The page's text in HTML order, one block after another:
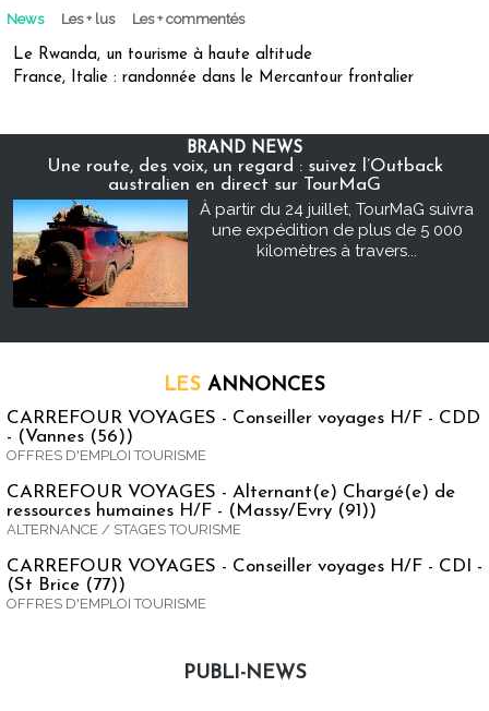
News Les + lus Les + commentés
Le Rwanda, un tourisme à haute altitude
France, Italie : randonnée dans le Mercantour frontalier
BRAND NEWS
Une route, des voix, un regard : suivez l’Outback
australien en direct sur TourMaG
À partir du 24 juillet, TourMaG suivra
une expédition de plus de 5 000
kilomètres à travers...
LES ANNONCES
CARREFOUR VOYAGES - Conseiller voyages H/F - CDD
- (Vannes (56))
OFFRES D'EMPLOI TOURISME
CARREFOUR VOYAGES - Alternant(e) Chargé(e) de
ressources humaines H/F - (Massy/Evry (91))
ALTERNANCE / STAGES TOURISME
CARREFOUR VOYAGES - Conseiller voyages H/F - CDI -
(St Brice (77))
OFFRES D'EMPLOI TOURISME
PUBLI-NEWS